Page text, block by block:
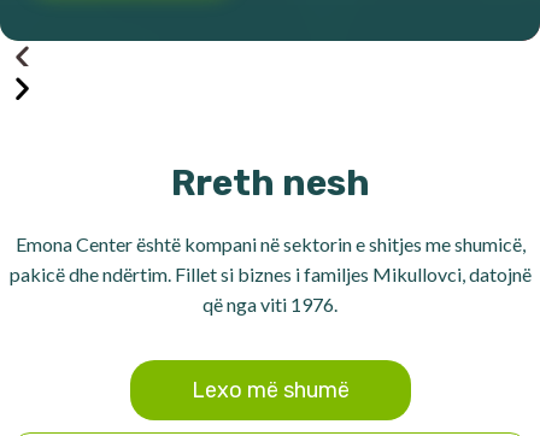
Rreth nesh
Emona Center është kompani në sektorin e shitjes me shumicë,
pakicë dhe ndërtim. Fillet si biznes i familjes Mikullovci, datojnë
që nga viti 1976.
Lexo më shumë